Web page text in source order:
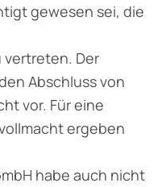
gewesen sei, die
vertreten. Der
Abschluss von
vor. Für eine
ergeben
habe auch nicht